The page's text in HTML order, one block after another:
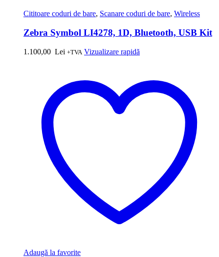
Cititoare coduri de bare, Scanare coduri de bare, Wireless
Zebra Symbol LI4278, 1D, Bluetooth, USB Kit
1.100,00 Lei +TVA Vizualizare rapidă
Adaugă la favorite